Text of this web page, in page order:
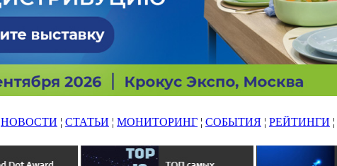
НОВОСТИ ¦ СТАТЬИ ¦ МОНИТОРИНГ ¦ СОБЫТИЯ ¦ РЕЙТИНГИ ¦